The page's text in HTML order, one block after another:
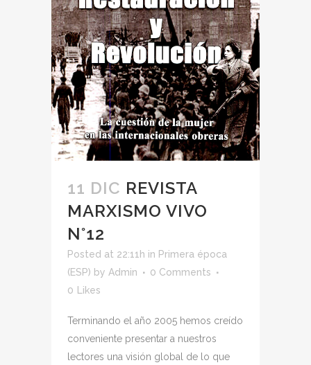
11 DIC REVISTA
MARXISMO VIVO
N°12
Posted at 22:11h in Primera época
(ESP) by Admin
0 Comments
0 Likes
Terminando el año 2005 hemos creído
conveniente presentar a nuestros
lectores una visión global de lo que